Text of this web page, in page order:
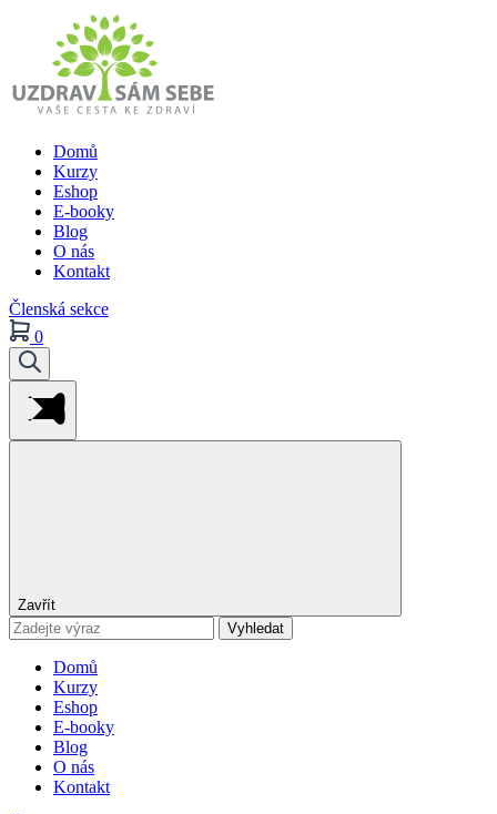
Domů
Kurzy
Eshop
E-booky
Blog
O nás
Kontakt
Členská sekce
0
Zavřít
Vyhledat
Domů
Kurzy
Eshop
E-booky
Blog
O nás
Kontakt